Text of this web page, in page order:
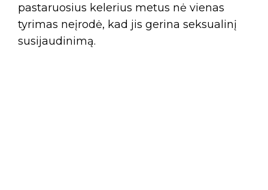
pastaruosius kelerius metus nė vienas
tyrimas neįrodė, kad jis gerina seksualinį
susijaudinimą.